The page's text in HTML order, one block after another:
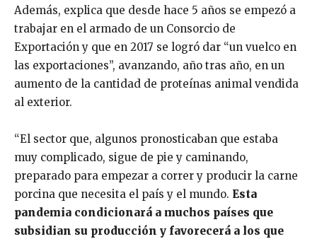
Además, explica que desde hace 5 años se empezó a
trabajar en el armado de un Consorcio de
Exportación y que en 2017 se logró dar “un vuelco en
las exportaciones”, avanzando, año tras año, en un
aumento de la cantidad de proteínas animal vendida
al exterior.
“El sector que, algunos pronosticaban que estaba
muy complicado, sigue de pie y caminando,
preparado para empezar a correr y producir la carne
porcina que necesita el país y el mundo. Esta
pandemia condicionará a muchos países que
subsidian su producción y favorecerá a los que